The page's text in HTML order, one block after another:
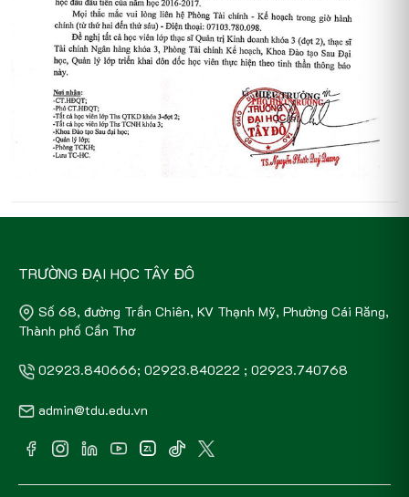
TRƯỜNG ĐẠI HỌC TÂY ĐÔ
Số 68, đường Trần Chiên, KV Thạnh Mỹ, Phường Cái Răng,
Thành phố Cần Thơ
02923.840666; 02923.840222 ; 02923.740768
admin@tdu.edu.vn